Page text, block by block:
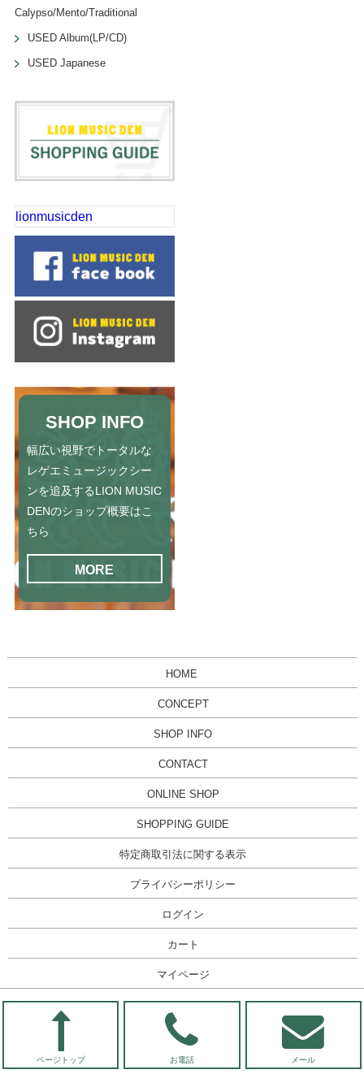
Calypso/Mento/Traditional
USED Album(LP/CD)
USED Japanese
lionmusicden
SHOP INFO
幅広い視野でトータルな
レゲエミュージックシー
ンを追及するLION MUSIC
DENのショップ概要はこ
ちら
MORE
HOME
CONCEPT
SHOP INFO
CONTACT
ONLINE SHOP
SHOPPING GUIDE
特定商取引法に関する表示
プライバシーポリシー
ログイン
カート
マイページ
ページトップ お電話 メール